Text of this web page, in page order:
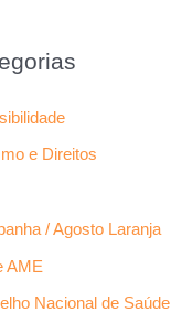
e Direitos
/ Agosto Laranja
AME
Nacional de Saúde